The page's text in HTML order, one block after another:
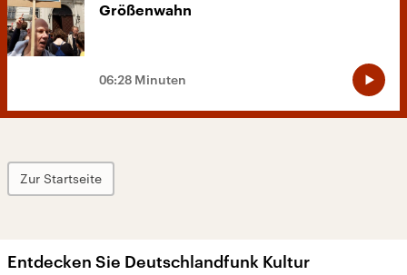
Größenwahn
06:28 Minuten
Zur Startseite
Entdecken Sie Deutschlandfunk Kultur